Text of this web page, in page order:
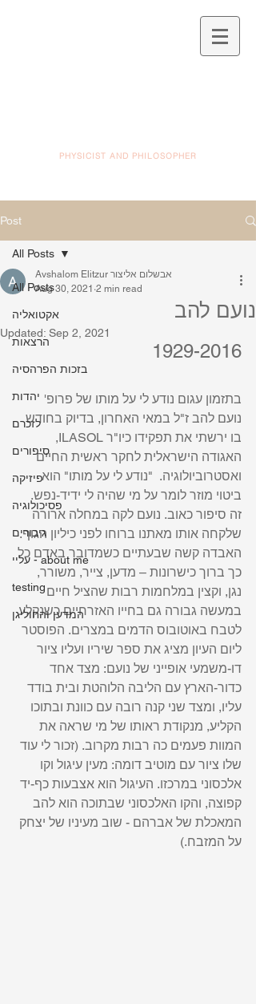
PHYSICIST AND PHILOSOPHER
Post
All Posts
אקטואליה
הרצאות
בזכות הפרהסיה
יהדות
לזכרם
סיפורים
פיזיקה
פסיכולוגיה
גיבורים
עליי - about me
testing
המדען והחוליגן
All Posts
נועם להב
Avshalom Elitzur אבשלום אליצור
Aug 30, 2021 2 min read
Updated: Sep 2, 2021
1929-2016
בתזמון עגום נודע לי על מותו של פרופ'
נועם להב ז"ל במאי האחרון, בדיוק בחודש
בו ירשתי את תפקידו כיו"ר ILASOL,
האגודה הישראלית לחקר ראשית החיים
ואסטרוביולוגיה.  "נודע לי על מותו" הוא
ביטוי מוזר לומר על מי שהיה לי ידיד-נפש.
זה סיפור כאוב. נועם לקה במחלה ארורה
שלקחה אותו מאתנו ברוחו לפני כיליון הגוף.
האבדה קשה שבעתיים כשמדובר באדם כל
כך ברוך כישרונות – מדען, צייר, משורר,
נגן, וקצין במלחמות רבות שהציל חיים
במעשה גבורה גם בחייו האזרחיים כשנקלע
לטבח באוטובוס הדמים במצרים. הפוסטר
ליום העיון מציג את ספר שיריו ועליו ציור
דו-משמעי אופייני של נועם: מצד אחד
כדור-הארץ עם הליבה הלוהטת ובית בודד
עליו, ומצד שני קנה רובה עם כוונת ובתוכו
הקליע, מנקודת ראותו של מי שראה את
המוות פעמים כה רבות מקרוב. (זכור לי עוד
שלו ציור עם מוטיב דומה: מעין עיגול וקו
אלכסוני במרכזו. העיגול הוא אצבעות כף-יד
קפוצה, והקו האלכסוני שבתוכה הוא להב
המאכלת של אברהם - שוב מעיניו של יצחק
על המזבח.)